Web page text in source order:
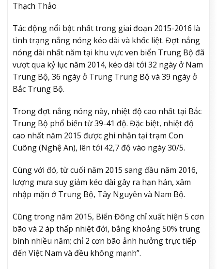
Thạch Thảo
Tác động nổi bật nhất trong giai đoạn 2015-2016 là
tình trạng nắng nóng kéo dài và khốc liệt. Đợt nắng
nóng dài nhất năm tại khu vực ven biển Trung Bộ đã
vượt qua kỷ lục năm 2014, kéo dài tới 32 ngày ở Nam
Trung Bộ, 36 ngày ở Trung Trung Bộ và 39 ngày ở
Bắc Trung Bộ.
Trong đợt nắng nóng này, nhiệt độ cao nhất tại Bắc
Trung Bộ phổ biến từ 39-41 độ. Đặc biệt, nhiệt độ
cao nhất năm 2015 được ghi nhận tại trạm Con
Cuông (Nghệ An), lên tới 42,7 độ vào ngày 30/5.
Cùng với đó, từ cuối năm 2015 sang đầu năm 2016,
lượng mưa suy giảm kéo dài gây ra hạn hán, xâm
nhập mặn ở Trung Bộ, Tây Nguyên và Nam Bộ.
Cũng trong năm 2015, Biển Đông chỉ xuất hiện 5 cơn
bão và 2 áp thấp nhiệt đới, bằng khoảng 50% trung
bình nhiều năm; chỉ 2 cơn bão ảnh hưởng trực tiếp
đến Việt Nam và đều không mạnh”.